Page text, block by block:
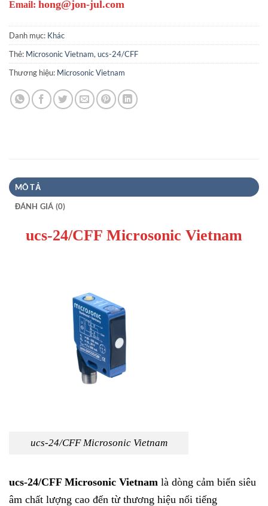
Email: hong@jon-jul.com
Danh mục: Khác
Thẻ: Microsonic Vietnam, ucs-24/CFF
Thương hiệu: Microsonic Vietnam
MÔ TẢ
ĐÁNH GIÁ (0)
ucs-24/CFF Microsonic Vietnam
ucs-24/CFF Microsonic Vietnam
ucs-24/CFF Microsonic Vietnam là dòng cảm biến siêu
âm chất lượng cao đến từ thương hiệu nổi tiếng